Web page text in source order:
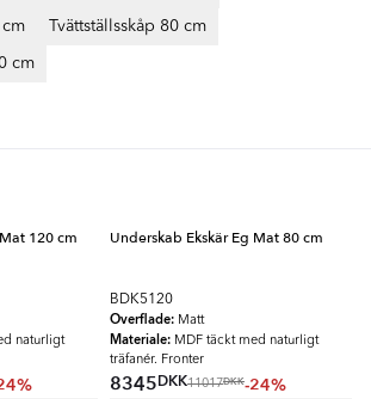
cm Tvättställsskåp 80 cm
cm
120 cm
naturligt
Underskab Ekskär Eg Mat 80 cm
BDK5120
Overflade: Matt
Materiale: MDF täckt med naturligt
träfanér. Fronter
8345DKK11017DKK-24%